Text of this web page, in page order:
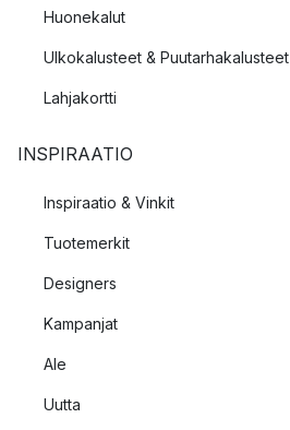
Huonekalut
Ulkokalusteet & Puutarhakalusteet
Lahjakortti
INSPIRAATIO
Inspiraatio & Vinkit
Tuotemerkit
Designers
Kampanjat
Ale
Uutta